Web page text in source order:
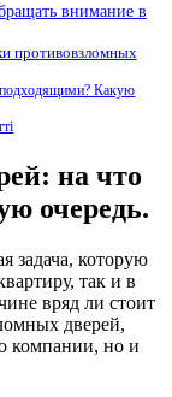
внимание в
противовзломных
подходящими? Какую
на что
очередь.
задача, которую
так и в
вряд ли стоит
дверей,
компании, но и